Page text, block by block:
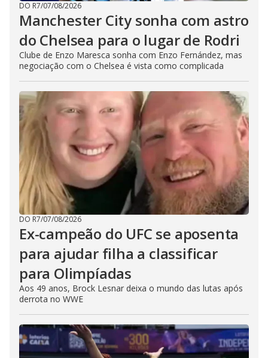
DO R7/07/08/2026
Manchester City sonha com astro
do Chelsea para o lugar de Rodri
Clube de Enzo Maresca sonha com Enzo Fernández, mas
negociação com o Chelsea é vista como complicada
DO R7/07/08/2026
Ex-campeão do UFC se aposenta
para ajudar filha a classificar
para Olimpíadas
Aos 49 anos, Brock Lesnar deixa o mundo das lutas após
derrota no WWE